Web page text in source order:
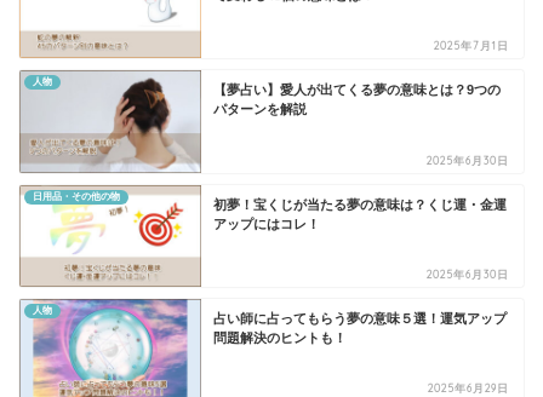
2025年7月1日
人物
【夢占い】愛人が出てくる夢の意味とは？9つの
パターンを解説
2025年6月30日
日用品・その他の物
初夢！宝くじが当たる夢の意味は？くじ運・金運
アップにはコレ！
2025年6月30日
人物
占い師に占ってもらう夢の意味５選！運気アップ
問題解決のヒントも！
2025年6月29日